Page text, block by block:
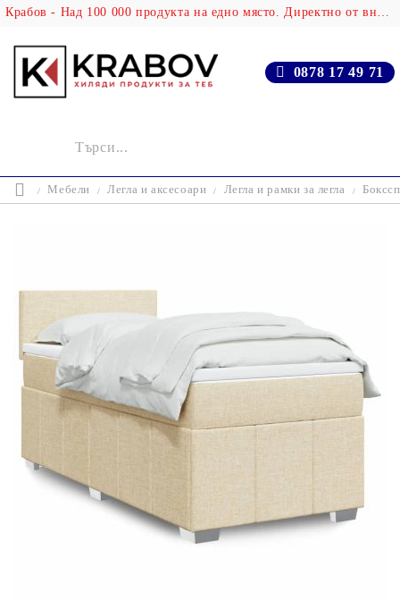
Крабов - Над 100 000 продукта на едно място. Директно от вносителя!
0878 17 49 71
Мебели Легла и аксесоари Легла и рамки за легла